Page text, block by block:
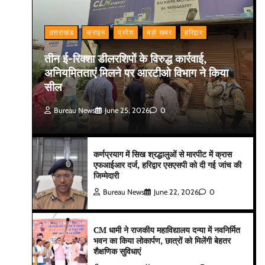
उत्तराखंड क्राइम प्रदेश बड़ी खबर हरिद्वार
तीन ई-रिक्शा डीलरशिपों के विरुद्ध कार्रवाई,
अनियमितताएं मिलने पर आरटीओ विभाग ने किया
सील
Bureau News June 25, 2026 0
कर्णप्रयाग में सिख श्रद्धालुओं से मारपीट में क्रास
एफआईआर दर्ज, हरिद्वार एसएसपी को दी गई जांच की
जिम्मेदारी
Bureau News June 22, 2026 0
CM धामी ने राजकीय महाविद्यालय दन्या में नवनिर्मित
भवन का किया लोकार्पण, छात्रों को मिलेंगी बेहतर
शैक्षणिक सुविधाएं